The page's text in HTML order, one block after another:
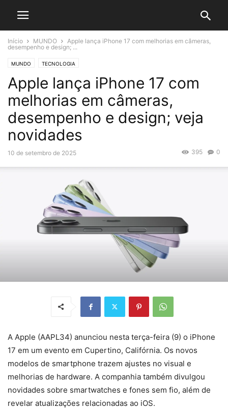
Início MUNDO
Apple lança iPhone 17 com melhorias em câmeras,
desempenho e design; ...
MUNDO TECNOLOGIA
Apple lança iPhone 17 com
melhorias em câmeras,
desempenho e design; veja
novidades
10 de setembro de 2025 0
395
A Apple (AAPL34) anunciou nesta terça-feira (9) o iPhone
17 em um evento em Cupertino, Califórnia. Os novos
modelos de smartphone trazem ajustes no visual e
melhorias de hardware. A companhia também divulgou
novidades sobre smartwatches e fones sem fio, além de
revelar atualizações relacionadas ao iOS.